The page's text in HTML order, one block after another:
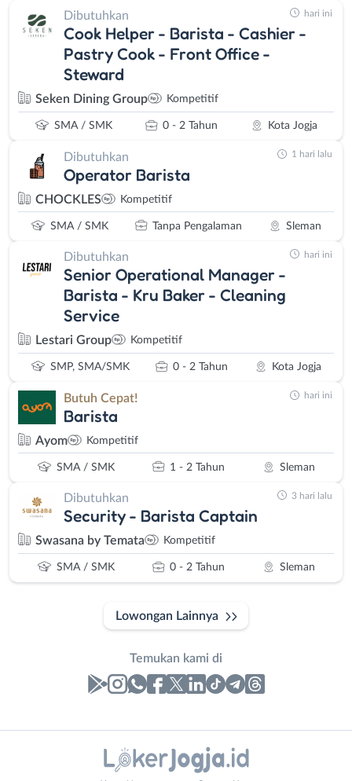
Dibutuhkan
Cook Helper - Barista - Cashier -
Pastry Cook - Front Office -
Steward
Seken Dining Group Kompetitif
SMA / SMK 0 - 2 Tahun Kota Jogja
hari ini
Dibutuhkan
Operator Barista
CHOCKLES Kompetitif
SMA / SMK Tanpa Pengalaman Sleman
1 hari lalu
Dibutuhkan
Senior Operational Manager -
Barista - Kru Baker - Cleaning
Service
Lestari Group Kompetitif
SMP, SMA/SMK 0 - 2 Tahun Kota Jogja
hari ini
Butuh Cepat!
Barista
Ayom Kompetitif
SMA / SMK 1 - 2 Tahun Sleman
hari ini
Dibutuhkan
Security - Barista Captain
Swasana by Temata Kompetitif
SMA / SMK 0 - 2 Tahun Sleman
3 hari lalu
Lowongan Lainnya
Temukan kami di